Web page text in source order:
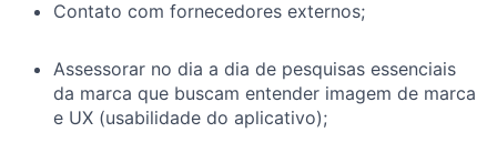
Contato com fornecedores externos;
Assessorar no dia a dia de pesquisas essenciais
da marca que buscam entender imagem de marca
e UX (usabilidade do aplicativo);